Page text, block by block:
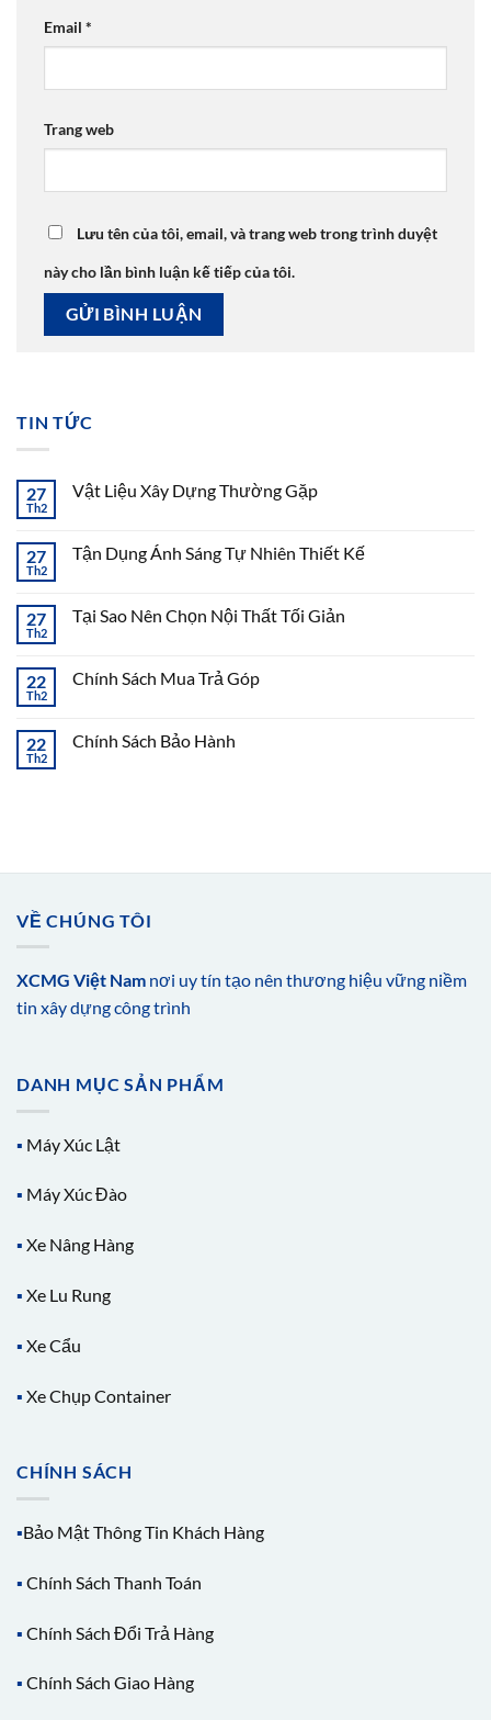
Email *
Trang web
Lưu tên của tôi, email, và trang web trong trình duyệt
này cho lần bình luận kế tiếp của tôi.
TIN TỨC
27
Th2
Vật Liệu Xây Dựng Thường Gặp
27
Th2
Tận Dụng Ánh Sáng Tự Nhiên Thiết Kế
27
Th2
Tại Sao Nên Chọn Nội Thất Tối Giản
22
Th2
Chính Sách Mua Trả Góp
22
Th2
Chính Sách Bảo Hành
VỀ CHÚNG TÔI
XCMG Việt Nam nơi uy tín tạo nên thương hiệu vững niềm
tin xây dựng công trình
DANH MỤC SẢN PHẨM
▪️ Máy Xúc Lật
▪️ Máy Xúc Đào
▪️ Xe Nâng Hàng
▪️ Xe Lu Rung
▪️ Xe Cẩu
▪️ Xe Chụp Container
CHÍNH SÁCH
▪️Bảo Mật Thông Tin Khách Hàng
▪️ Chính Sách Thanh Toán
▪️ Chính Sách Đổi Trả Hàng
▪️ Chính Sách Giao Hàng